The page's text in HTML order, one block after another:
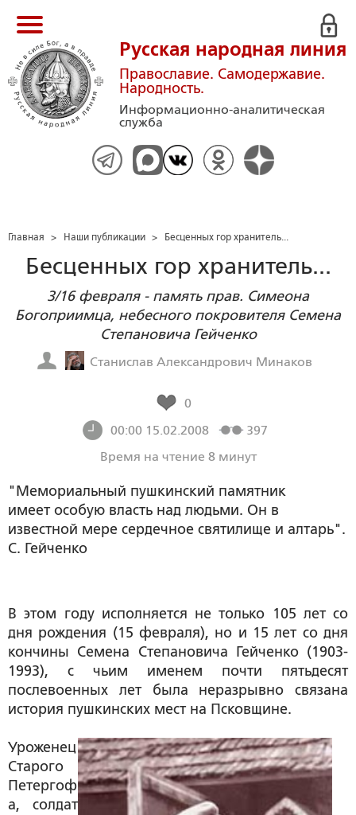
Русская народная линия
Православие. Самодержавие.
Народность.
Информационно-аналитическая
служба
Главная > Наши публикации > Бесценных гор хранитель...
Бесценных гор хранитель...
3/16 февраля - память прав. Симеона
Богоприимца, небесного покровителя Семена
Степановича Гейченко
Станислав Александрович Минаков
0
00:00 15.02.2008
397
Время на чтение 8 минут
"Мемориальный пушкинский памятник
имеет особую власть над людьми. Он в
известной мере сердечное святилище и алтарь".
С. Гейченко
В этом году исполняется не только 105 лет со
дня рождения (15 февраля), но и 15 лет со дня
кончины Семена Степановича Гейченко (1903-
1993), с чьим именем почти пятьдесят
послевоенных лет была неразрывно связана
история пушкинских мест на Псковщине.
Уроженец
Старого
Петергоф
а, солдат